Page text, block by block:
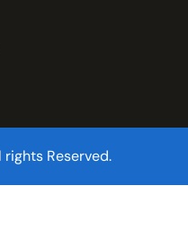
Reserved.